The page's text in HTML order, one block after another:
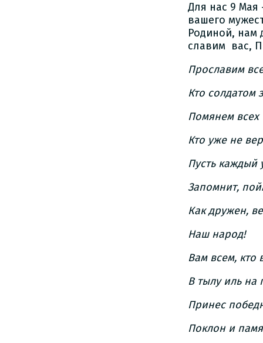
Для нас 9 Мая
вашего
Родиной, нам
славим вас,
Прославим
Кто солдатом
Помянем всех
Кто уже не
Пусть каждый
Запомнит,
Как дружен,
Наш народ!
Вам всем, кто
В тылу иль на
Принес
Поклон и